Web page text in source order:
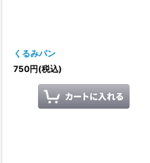
くるみパン
750円(税込)